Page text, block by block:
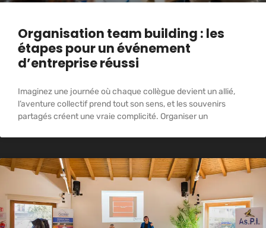
Organisation team building : les
étapes pour un événement
d’entreprise réussi
Imaginez une journée où chaque collègue devient un allié,
l’aventure collectif prend tout son sens, et les souvenirs
partagés créent une vraie complicité. Organiser un